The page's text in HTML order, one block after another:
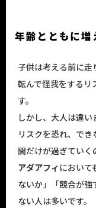
年齢とともに増
子供は考える前に走
転んで怪我をするリ
す。
しかし、大人は違い
リスクを恐れ、で
間だけが過ぎていく
アダアフィ において
ないか」「競合が強
ない人は多いです。